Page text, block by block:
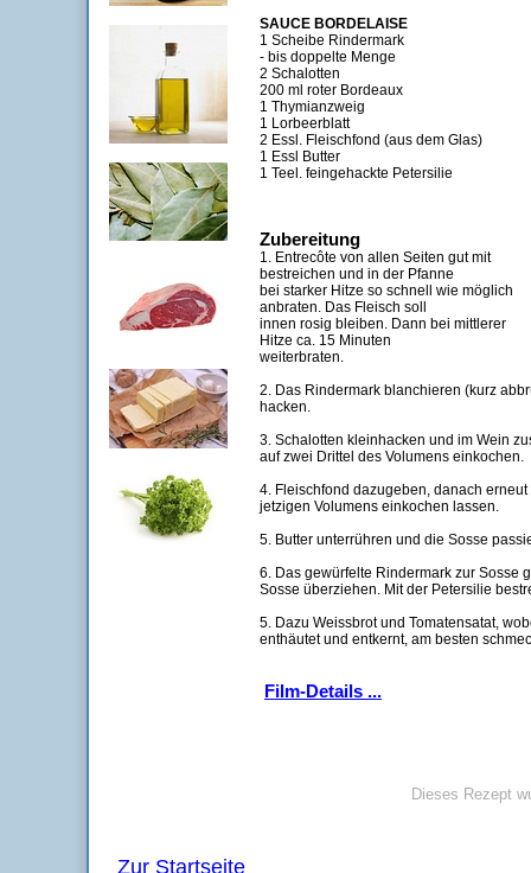
SAUCE BORDELAISE
1 Scheibe Rindermark
- bis doppelte Menge
2 Schalotten
200 ml roter Bordeaux
1 Thymianzweig
1 Lorbeerblatt
2 Essl. Fleischfond (aus dem Glas)
1 Essl Butter
1 Teel. feingehackte Petersilie
Zubereitung
1. Entrecôte von allen Seiten gut mit
bestreichen und in der Pfanne
bei starker Hitze so schnell wie möglich
anbraten. Das Fleisch soll
innen rosig bleiben. Dann bei mittlerer
Hitze ca. 15 Minuten
weiterbraten.
2. Das Rindermark blanchieren (kurz
hacken.
3. Schalotten kleinhacken und im Wein
auf zwei Drittel des Volumens einkochen.
4. Fleischfond dazugeben, danach
jetzigen Volumens einkochen lassen.
5. Butter unterrühren und die Sosse
6. Das gewürfelte Rindermark zur Sosse
Sosse überziehen. Mit der Petersilie
5. Dazu Weissbrot und Tomatensatat,
enthäutet und entkernt, am besten
Film-Details ...
Dieses Rezept
Zur Startseite